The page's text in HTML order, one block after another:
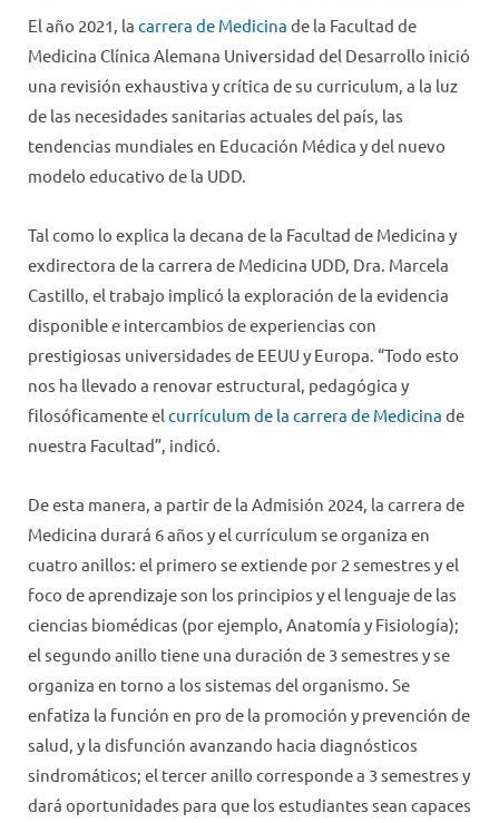
El año 2021, la carrera de Medicina de la Facultad de
Medicina Clínica Alemana Universidad del Desarrollo inició
una revisión exhaustiva y crítica de su curriculum, a la luz
de las necesidades sanitarias actuales del país, las
tendencias mundiales en Educación Médica y del nuevo
modelo educativo de la UDD.
Tal como lo explica la decana de la Facultad de Medicina y
exdirectora de la carrera de Medicina UDD, Dra. Marcela
Castillo, el trabajo implicó la exploración de la evidencia
disponible e intercambios de experiencias con
prestigiosas universidades de EEUU y Europa. “Todo esto
nos ha llevado a renovar estructural, pedagógica y
filosóficamente el currículum de la carrera de Medicina de
nuestra Facultad”, indicó.
De esta manera, a partir de la Admisión 2024, la carrera de
Medicina durará 6 años y el currículum se organiza en
cuatro anillos: el primero se extiende por 2 semestres y el
foco de aprendizaje son los principios y el lenguaje de las
ciencias biomédicas (por ejemplo, Anatomía y Fisiología);
el segundo anillo tiene una duración de 3 semestres y se
organiza en torno a los sistemas del organismo. Se
enfatiza la función en pro de la promoción y prevención de
salud, y la disfunción avanzando hacia diagnósticos
sindromáticos; el tercer anillo corresponde a 3 semestres y
dará oportunidades para que los estudiantes sean capaces